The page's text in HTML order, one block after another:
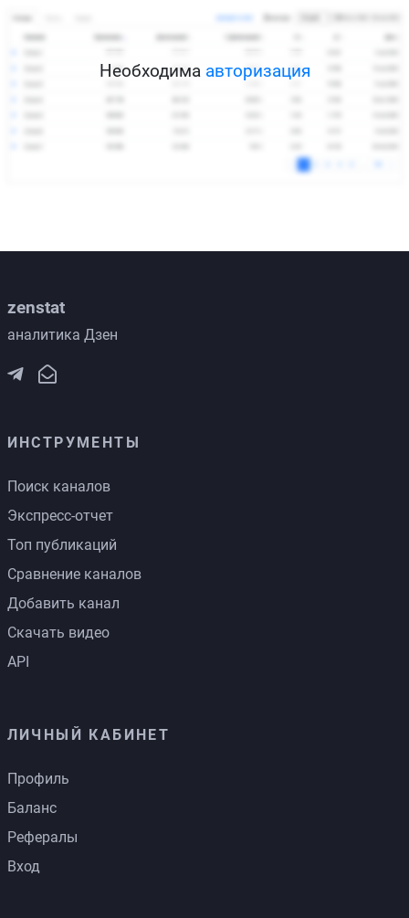
Необходима авторизация
zenstat
аналитика Дзен
ИНСТРУМЕНТЫ
Поиск каналов
Экспресс-отчет
Топ публикаций
Сравнение каналов
Добавить канал
Скачать видео
API
ЛИЧНЫЙ КАБИНЕТ
Профиль
Баланс
Рефералы
Вход